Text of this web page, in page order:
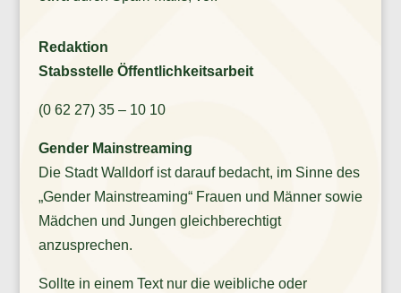
Redaktion
Stabsstelle Öffentlichkeitsarbeit
(0 62 27) 35 – 10 10
Gender Mainstreaming
Die Stadt Walldorf ist darauf bedacht, im Sinne des
„Gender Mainstreaming“ Frauen und Männer sowie
Mädchen und Jungen gleichberechtigt
anzusprechen.
Sollte in einem Text nur die weibliche oder